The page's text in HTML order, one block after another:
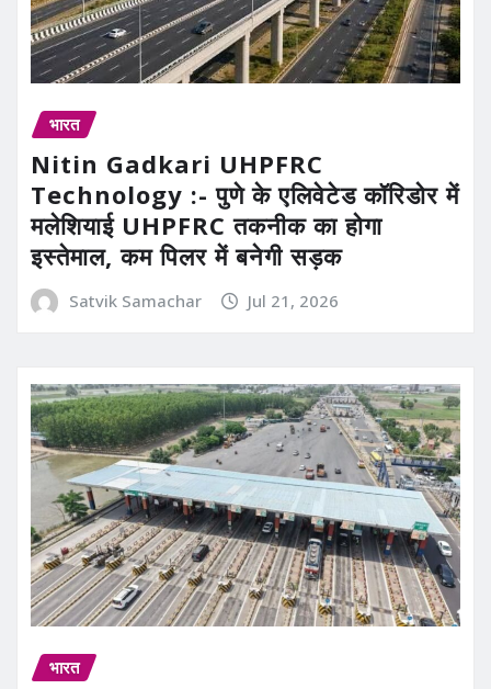
भारत
Nitin Gadkari UHPFRC
Technology :- पुणे के एलिवेटेड कॉरिडोर में
मलेशियाई UHPFRC तकनीक का होगा
इस्तेमाल, कम पिलर में बनेगी सड़क
Satvik Samachar Jul 21, 2026
भारत